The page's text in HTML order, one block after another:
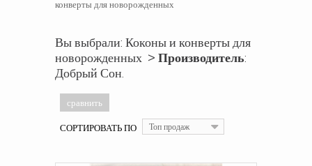
конверты для новорожденных
Вы выбрали: Коконы и конверты для
новорожденных > Производитель:
Добрый Сон.
СОРТИРОВАТЬ ПО Топ продаж